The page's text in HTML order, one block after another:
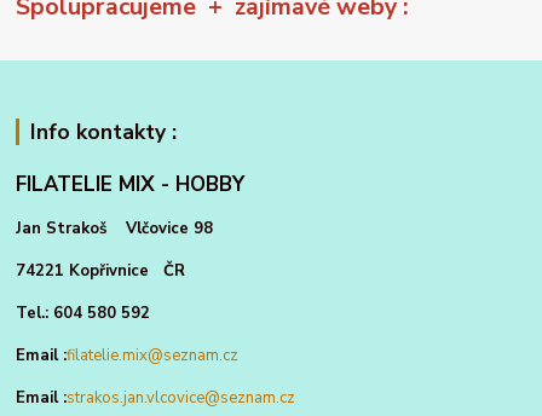
Spolupracujeme + zajímavé weby :
Info kontakty :
FILATELIE MIX - HOBBY
Jan Strakoš Vlčovice 98
74221 Kopřivnice ČR
Tel.: 604 580 592
Email :filatelie.mix@seznam.cz
Email :strakos.jan.vlcovice@seznam.cz